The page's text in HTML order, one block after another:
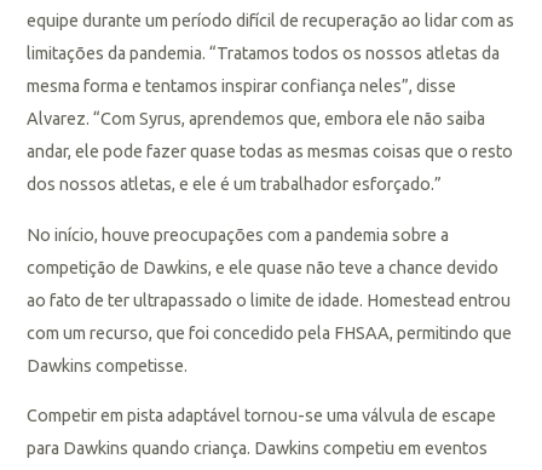
equipe durante um período difícil de recuperação ao lidar com as
limitações da pandemia. “Tratamos todos os nossos atletas da
mesma forma e tentamos inspirar confiança neles”, disse
Alvarez. “Com Syrus, aprendemos que, embora ele não saiba
andar, ele pode fazer quase todas as mesmas coisas que o resto
dos nossos atletas, e ele é um trabalhador esforçado.”
No início, houve preocupações com a pandemia sobre a
competição de Dawkins, e ele quase não teve a chance devido
ao fato de ter ultrapassado o limite de idade. Homestead entrou
com um recurso, que foi concedido pela FHSAA, permitindo que
Dawkins competisse.
Competir em pista adaptável tornou-se uma válvula de escape
para Dawkins quando criança. Dawkins competiu em eventos